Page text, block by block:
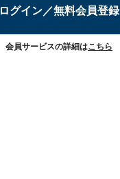
ログイン／無料会員登録
会員サービスの詳細はこちら